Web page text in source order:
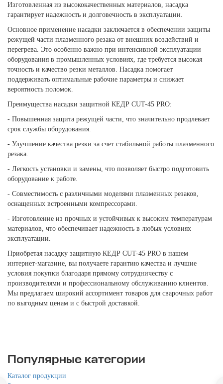
Изготовленная из высококачественных материалов, насадка
гарантирует надежность и долговечность в эксплуатации.
Основное применение насадки заключается в обеспечении защиты
режущей части плазменного резака от внешних воздействий и
перегрева. Это особенно важно при интенсивной эксплуатации
оборудования в промышленных условиях, где требуется высокая
точность и качество резки металлов. Насадка помогает
поддерживать оптимальные рабочие параметры и снижает
вероятность поломок.
Преимущества насадки защитной КЕДР CUT-45 PRO:
- Повышенная защита режущей части, что значительно продлевает
срок службы оборудования.
- Улучшение качества резки за счет стабильной работы плазменного
резака.
- Легкость установки и замены, что позволяет быстро подготовить
оборудование к работе.
- Совместимость с различными моделями плазменных резаков,
оснащенных встроенными компрессорами.
- Изготовление из прочных и устойчивых к высоким температурам
материалов, что обеспечивает надежность в любых условиях
эксплуатации.
Приобретая насадку защитную КЕДР CUT-45 PRO в нашем
интернет-магазине, вы получаете гарантию качества и лучшие
условия покупки благодаря прямому сотрудничеству с
производителями и профессиональному обслуживанию клиентов.
Мы предлагаем широкий ассортимент товаров для сварочных работ
по выгодным ценам и с быстрой доставкой.
Популярные категории
Каталог продукции